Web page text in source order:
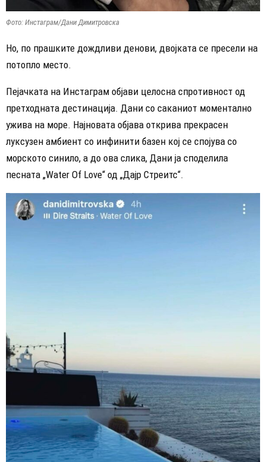
Фото: Инстаграм/Дани Димитровска
Но, по прашките дождливи денови, двојката се пресели на
потопло место.
Пејачката на Инстаграм објави целосна спротивност од
претходната дестинација. Дани со саканиот моменталнo
ужива на море. Најновата објава открива прекрасен
луксузен амбиент со инфинити базен кој се спојува со
морското синило, а до ова слика, Дани ја споделила
песната „Water Of Love“ од „Дајр Стреитс“.